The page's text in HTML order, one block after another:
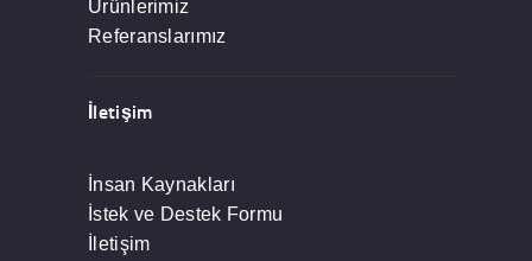
Ürünlerimiz
Referanslarımız
İletişim
İnsan Kaynakları
İstek ve Destek Formu
İletişim